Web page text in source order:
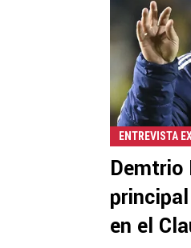
ENTREVISTA
Demtrio
en el